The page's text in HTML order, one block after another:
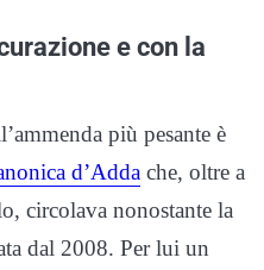
e con la
più pesante è
d’Adda che, oltre a
circolava nonostante la
dal 2008. Per lui un